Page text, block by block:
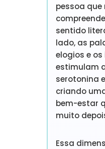
pessoa que
sentido
lado, as
elogios e
estimulam
serotonina
criando
bem-estar
muito
Essa